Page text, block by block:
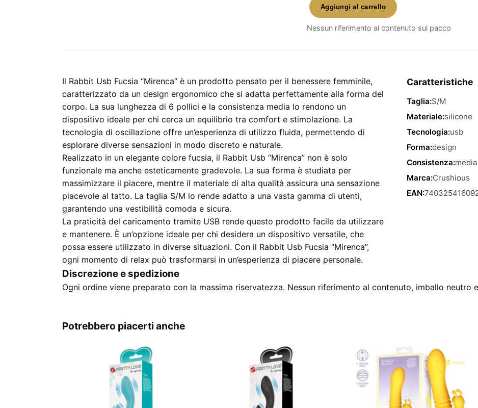
Rabbit
Usb
oscillante
6in
quantità
Aggiungi al carrello
Nessun riferimento al contenuto sul pacco
Il Rabbit Usb Fucsia “Mirenca” è un prodotto pensato per il benessere femminile,
caratterizzato da un design ergonomico che si adatta perfettamente alla forma del
corpo. La sua lunghezza di 6 pollici e la consistenza media lo rendono un
dispositivo ideale per chi cerca un equilibrio tra comfort e stimolazione. La
tecnologia di oscillazione offre un’esperienza di utilizzo fluida, permettendo di
esplorare diverse sensazioni in modo discreto e naturale.
Realizzato in un elegante colore fucsia, il Rabbit Usb “Mirenca” non è solo
funzionale ma anche esteticamente gradevole. La sua forma è studiata per
massimizzare il piacere, mentre il materiale di alta qualità assicura una sensazione
piacevole al tatto. La taglia S/M lo rende adatto a una vasta gamma di utenti,
garantendo una vestibilità comoda e sicura.
La praticità del caricamento tramite USB rende questo prodotto facile da utilizzare
e mantenere. È un’opzione ideale per chi desidera un dispositivo versatile, che
possa essere utilizzato in diverse situazioni. Con il Rabbit Usb Fucsia “Mirenca”,
ogni momento di relax può trasformarsi in un’esperienza di piacere personale.
Caratteristiche
Taglia:S/M
Materiale:silicone
Tecnologia:usb
Forma:design
Consistenza:media
Marca:Crushious
EAN:
Discrezione e spedizione
Ogni ordine viene preparato con la massima riservatezza. Nessun riferimento al contenuto, imballo neutro
Potrebbero piacerti anche